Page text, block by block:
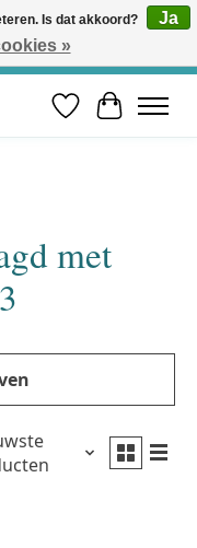
vanaf €50 | Professioneel slaapadvies
Verlanglijst
met
Is dat akkoord?
Ja
»